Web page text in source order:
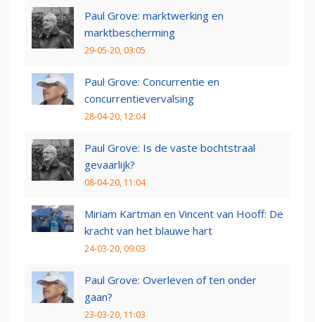
Paul Grove: marktwerking en
marktbescherming
29-05-20, 03:05
Paul Grove: Concurrentie en
concurrentievervalsing
28-04-20, 12:04
Paul Grove: Is de vaste bochtstraal
gevaarlijk?
08-04-20, 11:04
Miriam Kartman en Vincent van Hooff: De
kracht van het blauwe hart
24-03-20, 09:03
Paul Grove: Overleven of ten onder
gaan?
23-03-20, 11:03